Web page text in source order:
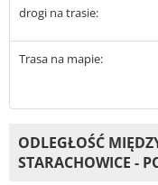
drogi na trasie:
Trasa na mapie:
ODLEGŁOŚĆ
STARACHOWICE -